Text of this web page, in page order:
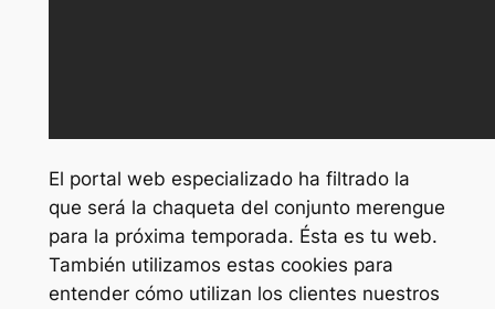
El portal web especializado ha filtrado la
que será la chaqueta del conjunto merengue
para la próxima temporada. Ésta es tu web.
También utilizamos estas cookies para
entender cómo utilizan los clientes nuestros